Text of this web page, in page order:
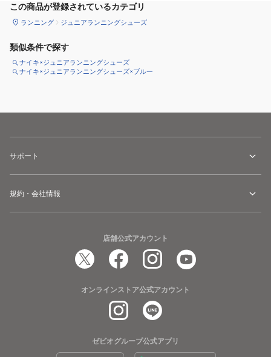
この商品が登録されているカテゴリ
ランニング ジュニアランニングシューズ
類似条件で探す
ナイキ×ジュニアランニングシューズ
ナイキ×ジュニアランニングシューズ×ブルー
サポート
規約・会社情報
店舗公式アカウント
オンラインストア公式アカウント
ゼビオグループ公式アプリ